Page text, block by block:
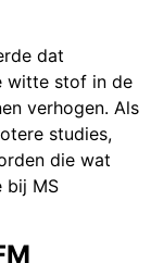
dat
witte stof in de
verhogen. Als
studies,
die wat
bij MS